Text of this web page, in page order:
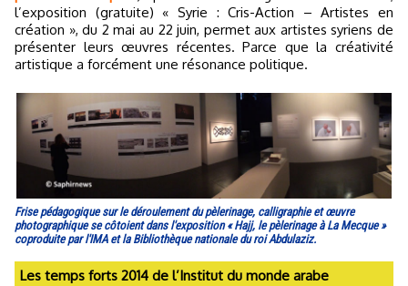
l’exposition (gratuite) « Syrie : Cris-Action – Artistes en
création », du 2 mai au 22 juin, permet aux artistes syriens de
présenter leurs œuvres récentes. Parce que la créativité
artistique a forcément une résonance politique.
Frise pédagogique sur le déroulement du pèlerinage, calligraphie et œuvre
photographique se côtoient dans l'exposition « Hajj, le pèlerinage à La Mecque »
coproduite par l'IMA et la Bibliothèque nationale du roi Abdulaziz.
Les temps forts 2014 de l’Institut du monde arabe